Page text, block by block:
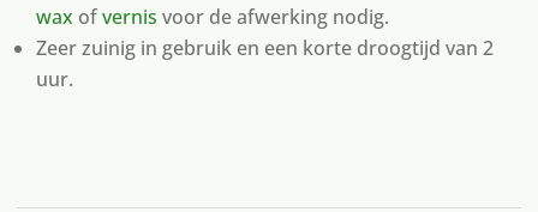
wax ofvernis voor de afwerking nodig.
Zeer zuinig in gebruik en een korte droogtijd van 2
uur.